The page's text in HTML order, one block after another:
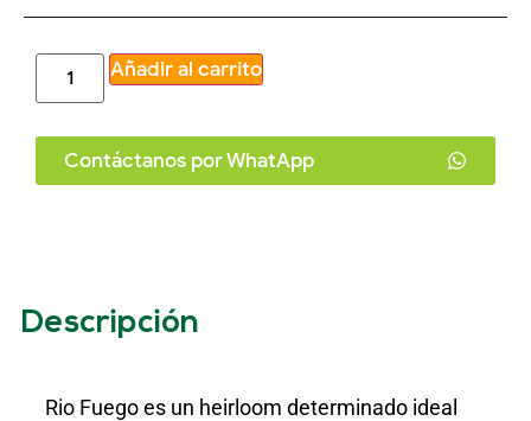
Añadir al carrito
Contáctanos por WhatApp
Descripción
Rio Fuego es un heirloom determinado ideal